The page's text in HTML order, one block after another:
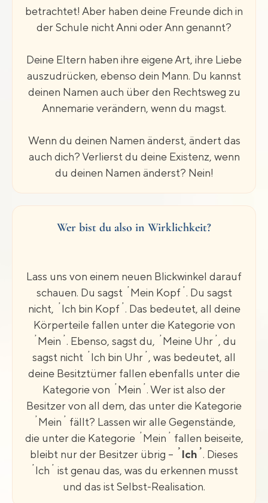
betrachtet! Aber haben deine Freunde dich in
der Schule nicht Anni oder Ann genannt?
Deine Eltern haben ihre eigene Art, ihre Liebe
auszudrücken, ebenso dein Mann. Du kannst
deinen Namen auch über den Rechtsweg zu
Annemarie verändern, wenn du magst.
Wenn du deinen Namen änderst, ändert das
auch dich? Verlierst du deine Existenz, wenn
du deinen Namen änderst? Nein!
Wer bist du also in Wirklichkeit?
Lass uns von einem neuen Blickwinkel darauf
schauen. Du sagst
‚
Mein Kopf
‚
. Du sagst
nicht,
‚
Ich bin Kopf
‚
. Das bedeutet, all deine
Körperteile fallen unter die Kategorie von
‚
Mein
‚
. Ebenso, sagst du,
‚
Meine Uhr
‚
, du
sagst nicht
‚
Ich bin Uhr
‚
, was bedeutet, all
deine Besitztümer fallen ebenfalls unter die
Kategorie von
‚
Mein
‚
. Wer ist also der
Besitzer von all dem, das unter die Kategorie
‚
Mein
‚
fällt? Lassen wir alle Gegenstände,
die unter die Kategorie
‚
Mein
‚
fallen beiseite,
bleibt nur der Besitzer übrig –
‚
Ich
‚
. Dieses
‚
Ich
‚
ist genau das, was du erkennen musst
und das ist Selbst-Realisation.